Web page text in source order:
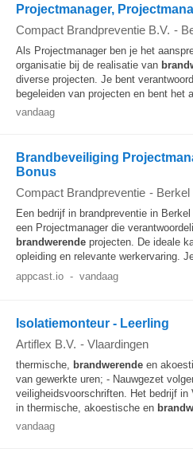
Projectmanager,
Compact Brandpreventie B.V. -
Als Projectmanager ben je het
organisatie bij de realisatie van
diverse projecten. Je bent
begeleiden van projecten en bent het
vandaag
Brandbeveiliging
Bonus
Compact Brandpreventie - Berkel
Een bedrijf in brandpreventie in
een Projectmanager die
brandwerende projecten. De ideale
opleiding en relevante werkervaring.
appcast.io - vandaag
Isolatiemonteur - Leerling
Artiflex B.V. - Vlaardingen
thermische, brandwerende en
van gewerkte uren; - Nauwgezet
veiligheidsvoorschriften. Het bedrijf in
in thermische, akoestische en
vandaag